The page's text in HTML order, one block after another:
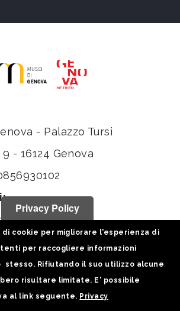
- Palazzo Tursi
- 16124 Genova
Privacy Policy
cookie per migliorare l'esperienza di
per raccogliere informazioni
Rifiutando il suo utilizzo alcune
risultare limitate. E' possibile
al link seguente. Privacy